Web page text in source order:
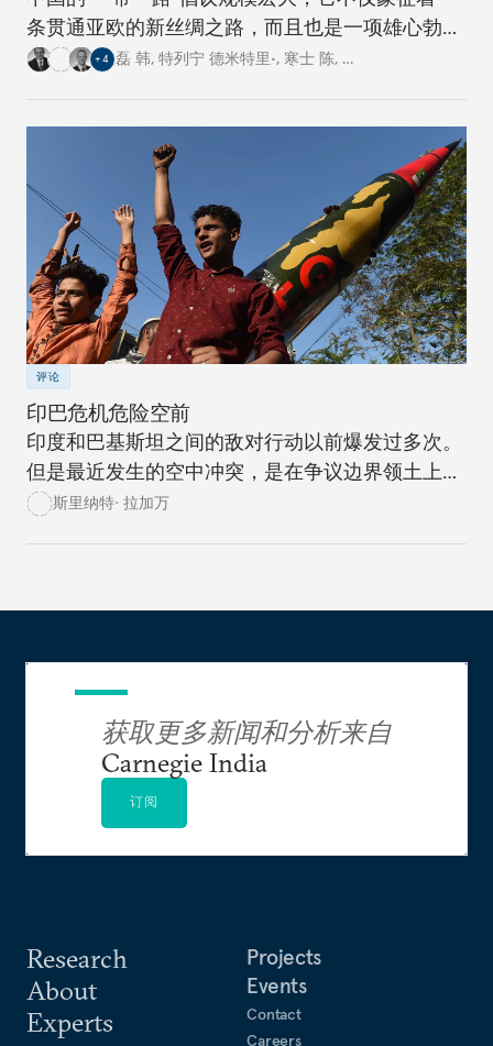
条贯通亚欧的新丝绸之路，而且也是一项雄心勃勃
的跨国基础设施建设工程。对此，卡内基四个研究
+4 磊 韩, 特列宁 德米特里•, 寒士 陈, …
评论
印巴危机危险空前
印度和巴基斯坦之间的敌对行动以前爆发过多次。
但是最近发生的空中冲突，是在争议边界领土上爆
发冲突的升级，后果危险。
斯里纳特· 拉加万
Research
About
Experts
Projects
Events
Contact
Careers
获取更多新闻和分析来自
Carnegie India
订阅